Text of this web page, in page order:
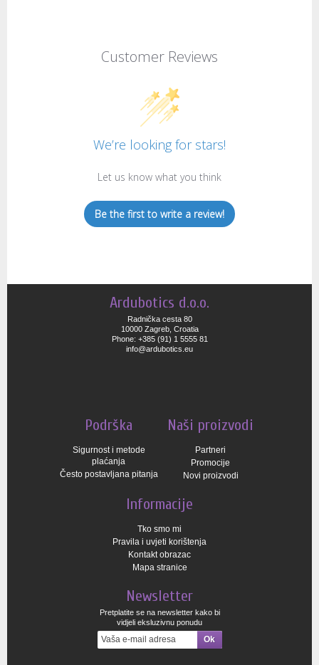
Customer Reviews
We’re looking for stars!
Let us know what you think
Be the first to write a review!
Ardubotics d.o.o.
Radnička cesta 80
10000 Zagreb, Croatia
Phone: +385 (91) 1 5555 81
info@ardubotics.eu
Podrška
Sigurnost i metode
plaćanja
Često postavljana pitanja
Naši proizvodi
Partneri
Promocije
Novi proizvodi
Informacije
Tko smo mi
Pravila i uvjeti korištenja
Kontakt obrazac
Mapa stranice
Newsletter
Pretplatite se na newsletter kako bi
vidjeli eksluzivnu ponudu